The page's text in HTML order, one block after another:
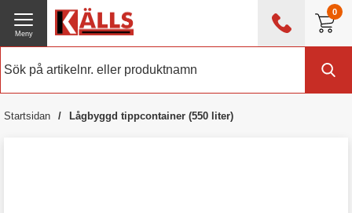
0
0476 - 214 80
Meny
Startsidan Lågbyggd tippcontainer (550 liter)